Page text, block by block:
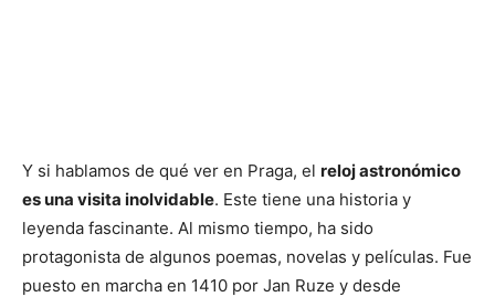
Y si hablamos de qué ver en Praga, el reloj astronómico
es una visita inolvidable. Este tiene una historia y
leyenda fascinante. Al mismo tiempo, ha sido
protagonista de algunos poemas, novelas y películas. Fue
puesto en marcha en 1410 por Jan Ruze y desde